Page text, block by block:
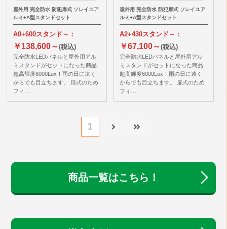
屋外用 完全防水 防犯扉式 ソレイユア
ルミ+A型スタンドセット …
A0+600スタンド～：
￥138,600～(税込)
完全防水LEDパネルと屋外用アル
ミスタンドがセットになった商品
超高輝度6000Lux！雨の日に遠く
からでも目立ちます。 扉式のため
フィ…
屋外用 完全防水 防犯扉式 ソレイユア
ルミ+A型スタンドセット …
A2+430スタンド～：
￥67,100～(税込)
完全防水LEDパネルと屋外用アル
ミスタンドがセットになった商品
超高輝度6000Lux！雨の日に遠く
からでも目立ちます。 扉式のため
フィ…
1
商品一覧はこちら！